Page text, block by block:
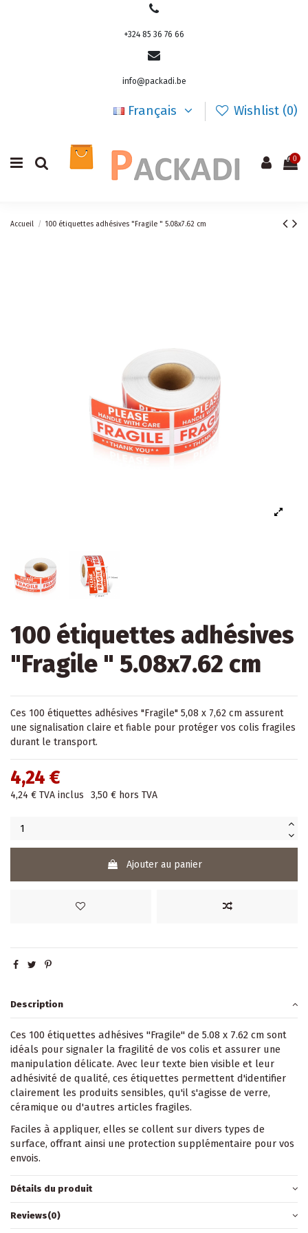
+324 85 36 76 66
info@packadi.be
Français Wishlist (0)
0
Accueil 100 étiquettes adhésives "Fragile " 5.08x7.62 cm
100 étiquettes adhésives
"Fragile " 5.08x7.62 cm
Ces 100 étiquettes adhésives "Fragile" 5,08 x 7,62 cm assurent
une signalisation claire et fiable pour protéger vos colis fragiles
durant le transport.
4,24 €
4,24 € TVA inclus 3,50 € hors TVA
Ajouter au panier
Description
Ces 100 étiquettes adhésives "Fragile" de 5.08 x 7.62 cm sont
idéals pour signaler la fragilité de vos colis et assurer une
manipulation délicate. Avec leur texte bien visible et leur
adhésivité de qualité, ces étiquettes permettent d'identifier
clairement les produits sensibles, qu'il s'agisse de verre,
céramique ou d'autres articles fragiles.
Faciles à appliquer, elles se collent sur divers types de
surface, offrant ainsi une protection supplémentaire pour vos
envois.
Détails du produit
Reviews(0)